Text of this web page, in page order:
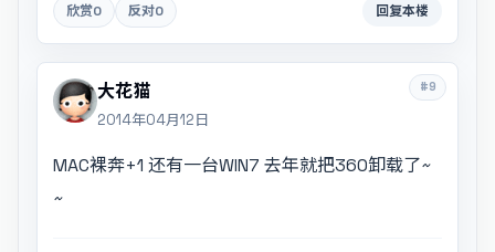
欣赏0 反对0 回复本楼
#9
大花猫
2014年04月12日
MAC裸奔+1 还有一台WIN7 去年就把360卸载了~
~